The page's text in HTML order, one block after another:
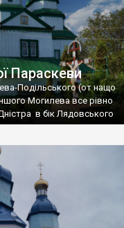
Параскеви
Подільського (от нащо
Могилева все рівно
в бік Лядовського